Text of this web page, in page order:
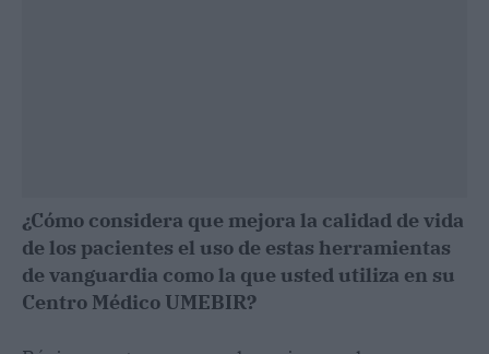
¿Cómo considera que mejora la calidad de vida
de los pacientes el uso de estas herramientas
de vanguardia como la que usted utiliza en su
Centro Médico UMEBIR?